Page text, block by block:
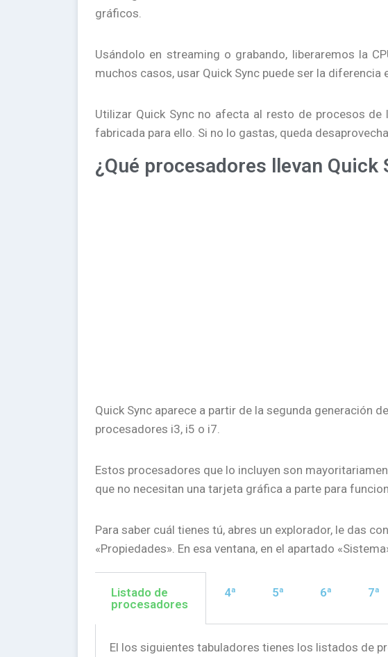
gráficos.
Usándolo en streaming o grabando, liberaremos la
muchos casos, usar Quick Sync puede ser la diferencia
Utilizar Quick Sync no afecta al resto de procesos
fabricada para ello. Si no lo gastas, queda
¿Qué procesadores llevan Quick
Quick Sync aparece a partir de la segunda generación
procesadores i3, i5 o i7.
Estos procesadores que lo incluyen son
que no necesitan una tarjeta gráfica a parte para
Para saber cuál tienes tú, abres un explorador, le das
«Propiedades». En esa ventana, en el apartado
Listado de
procesadores
4ª 5ª 6ª 7ª
El los siguientes tabuladores tienes los listados de